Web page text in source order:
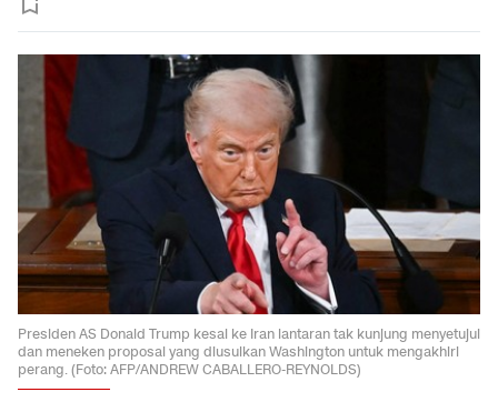
Presiden AS Donald Trump kesal ke Iran lantaran tak kunjung menyetujui
dan meneken proposal yang diusulkan Washington untuk mengakhiri
perang. (Foto: AFP/ANDREW CABALLERO-REYNOLDS)